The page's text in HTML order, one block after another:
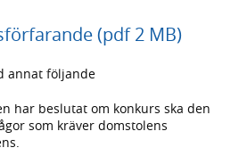
(pdf 2 MB)
annat följande
har beslutat om konkurs ska den
som kräver domstolens